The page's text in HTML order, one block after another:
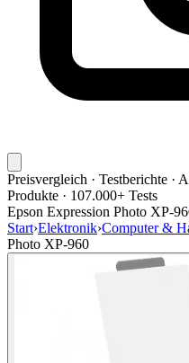
Preisvergleich · Testberichte ·
Produkte · 107.000+ Tests
Epson Expression Photo XP-
Start›Elektronik›Computer &
Photo XP-960